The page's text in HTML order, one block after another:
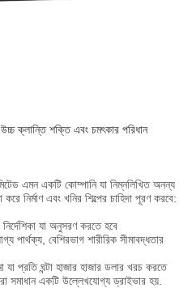
ক্লান্তি শক্তি এবং চমৎকার পরিধান
এমন একটি কোম্পানি যা নিম্নলিখিত অনন্য
নির্মাণ এবং খনির শিল্পের চাহিদা পূরণ করবে:
যা অনুসরণ করতে হবে
পার্থক্য, বেশিরভাগ শারীরিক সীমাবদ্ধতার
প্রতি ঘন্টা হাজার হাজার ডলার খরচ করতে
সমাধান একটি উল্লেখযোগ্য ড্রাইভার হয়.